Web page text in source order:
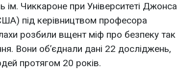
ім. Чиккароне при Університеті Джонса
під керівництвом професора
розбили вщент міф про безпеку так
Вони об’єднали дані 22 досліджень,
протягом 20 років.